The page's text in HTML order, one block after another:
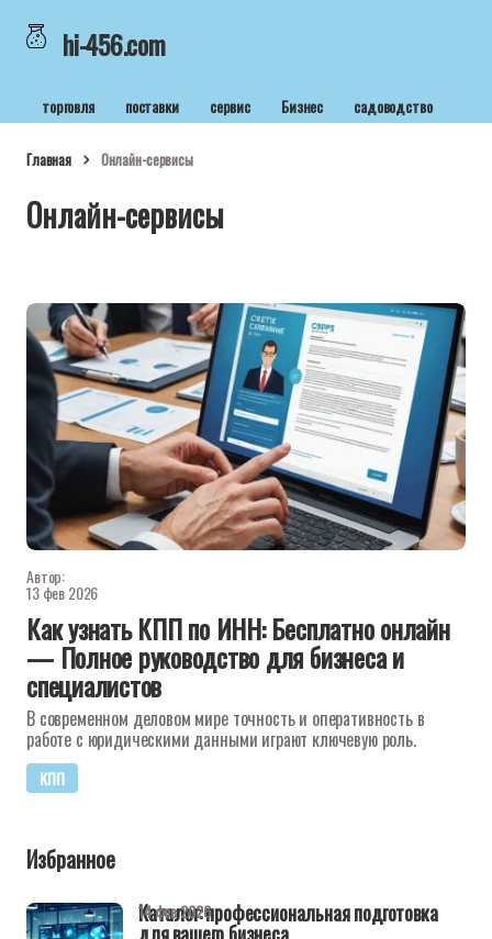
hi-456.com
торговля поставки сервис Бизнес садоводство
Главная Онлайн-сервисы
Онлайн-сервисы
Автор:
13 фев 2026
Как узнать КПП по ИНН: Бесплатно онлайн
— Полное руководство для бизнеса и
специалистов
В современном деловом мире точность и оперативность в
работе с юридическими данными играют ключевую роль.
КПП
Избранное
Каталог: профессиональная подготовка
14 фев 2026